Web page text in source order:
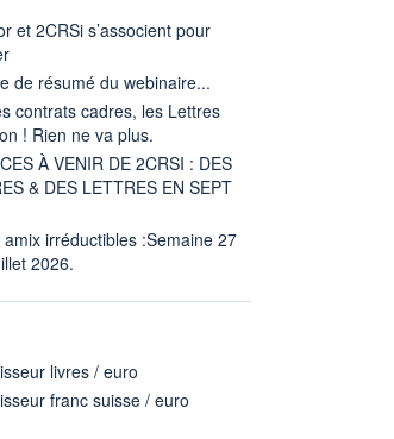
et 2CRSi s’associent pour
de résumé du webinaire...
contrats cadres, les Lettres
! Rien ne va plus.
À VENIR DE 2CRSI : DES
& DES LETTRES EN SEPT
amix irréductibles :Semaine 27
2026.
livres / euro
franc suisse / euro